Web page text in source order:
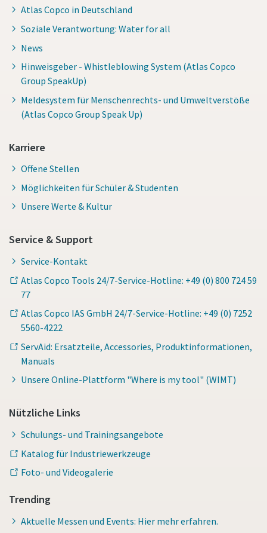
Atlas Copco in Deutschland
Soziale Verantwortung: Water for all
News
Hinweisgeber - Whistleblowing System (Atlas Copco
Group SpeakUp)
Meldesystem für Menschenrechts- und Umweltverstöße
(Atlas Copco Group Speak Up)
Karriere
Offene Stellen
Möglichkeiten für Schüler & Studenten
Unsere Werte & Kultur
Service & Support
Service-Kontakt
Atlas Copco Tools 24/7-Service-Hotline: +49 (0) 800 724 59
77
Atlas Copco IAS GmbH 24/7-Service-Hotline: +49 (0) 7252
5560-4222
ServAid: Ersatzteile, Accessories, Produktinformationen,
Manuals
Unsere Online-Plattform "Where is my tool" (WIMT)
Nützliche Links
Schulungs- und Trainingsangebote
Katalog für Industriewerkzeuge
Foto- und Videogalerie
Trending
Aktuelle Messen und Events: Hier mehr erfahren.